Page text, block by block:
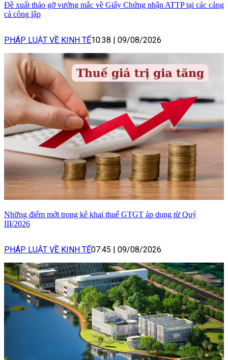
Đề xuất tháo gỡ vướng mắc về Giấy Chứng nhận ATTP tại các cảng
cá công lập
PHÁP LUẬT VỀ KINH TẾ10:38 09/08/2026
Những điểm mới trong kê khai thuế GTGT áp dụng từ Quý
III/2026
PHÁP LUẬT VỀ KINH TẾ07:45 09/08/2026